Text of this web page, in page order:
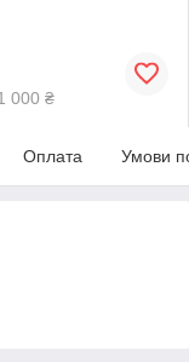
000 ₴
Оплата Умови